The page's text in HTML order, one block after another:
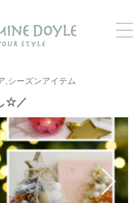
,シーズンアイテム
☆／